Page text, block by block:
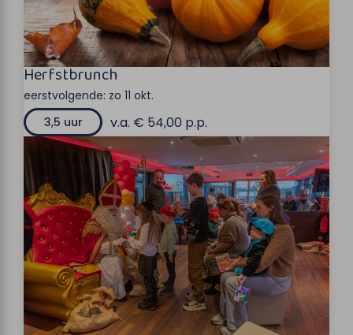
Herfstbrunch
eerstvolgende: zo 11 okt.
3,5 uur
v.a. € 54,00 p.p.